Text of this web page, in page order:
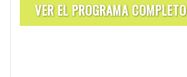
VER EL PROGRAMA COMPLETO